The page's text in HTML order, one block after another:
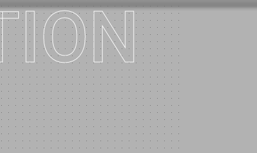
TBS
フジテレビ
フジテレビ
フジテレビ
フジテレビ